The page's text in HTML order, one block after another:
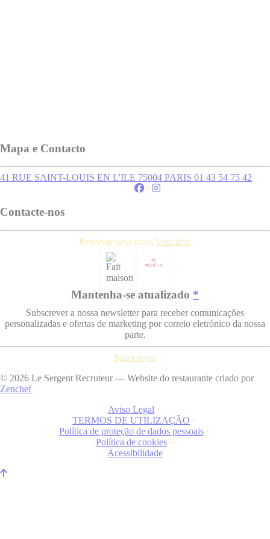
Mapa e Contacto
41 RUE SAINT-LOUIS EN L'ILE 75004 PARIS ((abre numa nova
01 43 54 75 42
Facebook ((abre numa nova
Instagram ((abre numa nova
Contacte-nos
Reservar uma mesa Vouchers
Mantenha-se atualizado *
Subscrever a nossa newsletter para receber comunicações
personalizadas e ofertas de marketing por correio eletrónico da nossa
parte.
Subscrever
© 2026 Le Sergent Recruteur — Website do restaurante criado por
Zenchef((abre numa nova janela))
Aviso Legal((abre numa nova janela))
TERMOS DE UTILIZAÇÃO
((abre numa nova janela))
Política de proteção de dados pessoais
((abre numa nova janela))
Política de cookies((abre numa nova janela))
Acessibilidade((abre numa nova janela))